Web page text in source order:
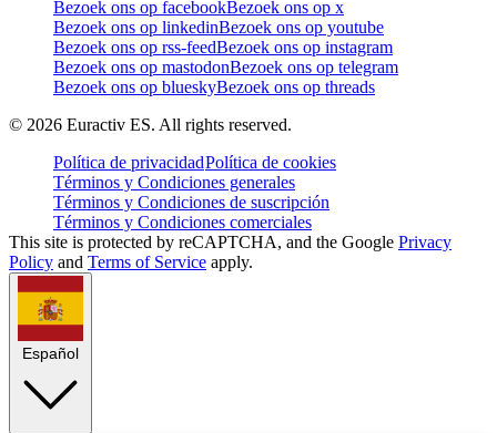
Bezoek ons op facebookBezoek ons op x
Bezoek ons op linkedinBezoek ons op youtube
Bezoek ons op rss-feedBezoek ons op instagram
Bezoek ons op mastodonBezoek ons op telegram
Bezoek ons op blueskyBezoek ons op threads
© 2026 Euractiv ES. All rights reserved.
Política de privacidadPolítica de cookies
Términos y Condiciones generales
Términos y Condiciones de suscripción
Términos y Condiciones comerciales
This site is protected by reCAPTCHA, and the Google Privacy
Policy and Terms of Service apply.
Español